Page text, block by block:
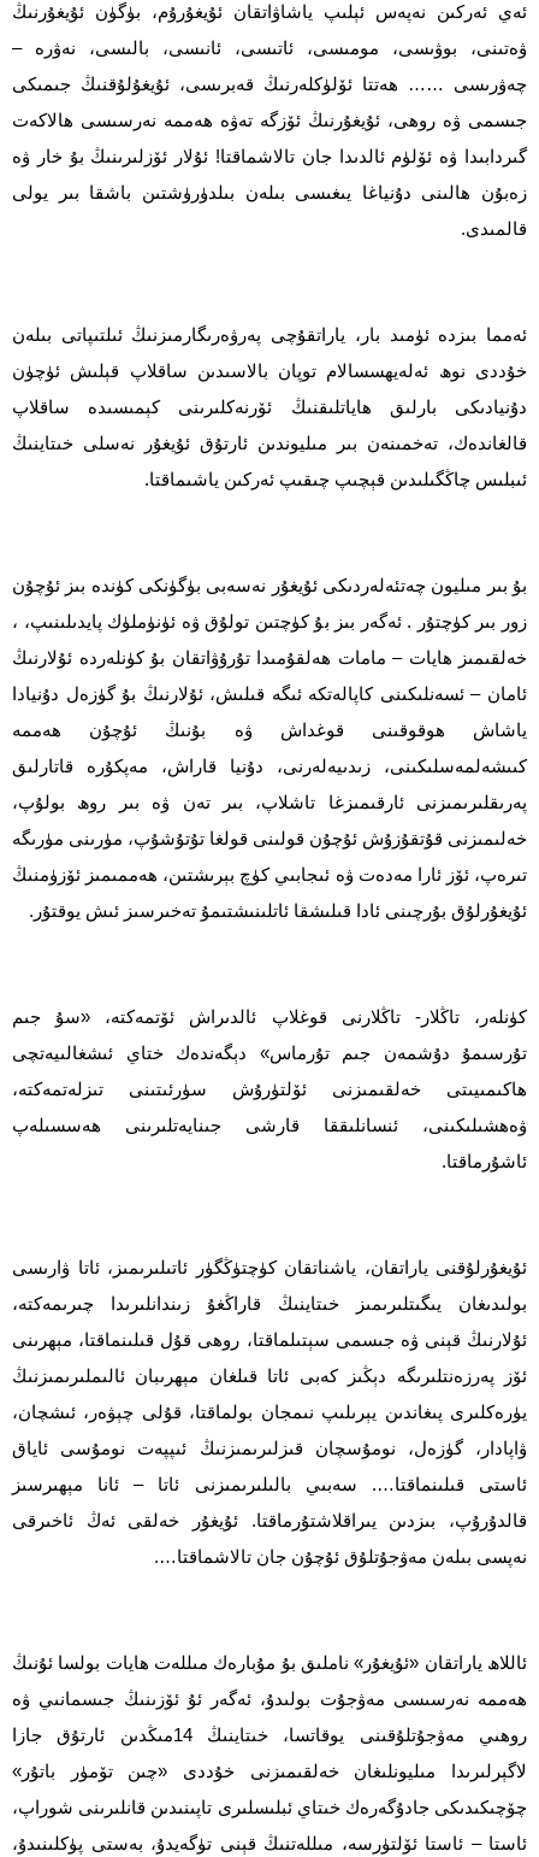
ئەي ئەركىن نەپەس ئېلىپ ياشاۋاتقان ئۇيغۇرۇم، بۈگۈن ئۇيغۇرنىڭ
ۋەتىنى، بوۋىسى، مومىسى، ئاتىسى، ئانىسى، بالىسى، نەۋرە –
چەۋرىسى …… ھەتتا ئۆلۈكلەرنىڭ قەبرىسى، ئۇيغۇلۇقنىڭ جىمىكى
جىسمى ۋە روھى، ئۇيغۇرنىڭ ئۆزگە تەۋە ھەممە نەرسىسى ھالاكەت
گىردابىدا ۋە ئۆلۈم ئالدىدا جان تالاشماقتا! ئۇلار ئۆزلىرىنىڭ بۇ خار ۋە
زەبۇن ھالىنى دۇنياغا يىغىسى بىلەن بىلدۈرۈشتىن باشقا بىر يولى
قالمىدى.
ئەمما بىزدە ئۈمىد بار، ياراتقۇچى پەرۋەرىگارمىزنىڭ ئىلتىپاتى بىلەن
خۇددى نوھ ئەلەيھسسالام توپان بالاسىدىن ساقلاپ قېلىش ئۈچۈن
دۇنيادىكى بارلىق ھاياتلىقنىڭ ئۆرنەكلىرىنى كېمىسىدە ساقلاپ
قالغاندەك، تەخمىنەن بىر مىليوندىن ئارتۇق ئۇيغۇر نەسلى خىتاينىڭ
ئىبلىس چاڭگىلىدىن قېچىپ چىقىپ ئەركىن ياشىماقتا.
بۇ بىر مىليون چەتئەلەردىكى ئۇيغۇر نەسەبى بۈگۈنكى كۈندە بىز ئۇچۇن
زور بىر كۈچتۇر . ئەگەر بىز بۇ كۈچتىن تولۇق ۋە ئۈنۈملۈك پايدىلىنىپ، ،
خەلقىمىز ھايات – مامات ھەلقۇمىدا تۇرۇۋاتقان بۇ كۈنلەردە ئۇلارنىڭ
ئامان – ئسەنلىكىنى كاپالەتكە ئىگە قىلىش، ئۇلارنىڭ بۇ گۈزەل دۇنيادا
ياشاش ھوقوقىنى قوغداش ۋە بۇنىڭ ئۇچۇن ھەممە
كىىشەلمەسلىكىنى، زىدىيەلەرنى، دۇنيا قاراش، مەپكۇرە قاتارلىق
پەرىقلىرىمىزنى ئارقىمىزغا تاشلاپ، بىر تەن ۋە بىر روھ بولۇپ،
خەلىمىزنى قۇتقۇزۇش ئۇچۇن قولىنى قولغا تۇتۇشۇپ، مۈرىنى مۈرىگە
تىرەپ، ئۆز ئارا مەدەت ۋە ئىجابىي كۈچ بېرىشتىن، ھەممىمىز ئۆزۈمنىڭ
ئۇيغۇرلۇق بۇرچىنى ئادا قىلىشقا ئاتلىنىشتىمۇ تەخىرسىز ئىش يوقتۇر.
كۈنلەر، تاڭلار- تاڭلارنى قوغلاپ ئالدىراش ئۆتمەكتە، «سۇ جىم
تۇرسىمۇ دۇشمەن جىم تۇرماس» دېگەندەك ختاي ئىشغالىيەتچى
ھاكىمىيىتى خەلقىمىزنى ئۆلتۈرۇش سۈرئىتىنى تىزلەتمەكتە،
ۋەھشىلىكىنى، ئنسانلىققا قارشى جىنايەتلىرىنى ھەسسىلەپ
ئاشۇرماقتا.
ئۇيغۇرلۇقنى ياراتقان، ياشناتقان كۈچتۈڭگۈر ئاتىلىرىمىز، ئاتا ۋارىسى
بولىدىغان يىگىتلىرىمىز خىتاينىڭ قاراڭغۇ زىندانلىرىدا چىرىمەكتە،
ئۇلارنىڭ قېنى ۋە جىسمى سېتىلماقتا، روھى قۇل قىلىنماقتا، مېھرىنى
ئۆز پەرزەنتلىرىگە دېڭىز كەبى ئاتا قىلغان مېھرىبان ئالىملىرىمىزنىڭ
يۈرەكلىرى پىغاندىن يېرىلىپ نىمجان بولماقتا، قۇلى چېۋەر، ئىشچان،
ۋاپادار، گۈزەل، نومۇسچان قىزلىرىمىزنىڭ ئىپپەت نومۇسى ئاياق
ئاستى قىلىنماقتا…. سەبىي بالىلىرىمىزنى ئاتا – ئانا مېھىرسىز
قالدۇرۇپ، بىزدىن يىراقلاشتۇرماقتا. ئۇيغۇر خەلقى ئەڭ ئاخىرقى
نەپسى بىلەن مەۋجۇتلۇق ئۇچۇن جان تالاشماقتا….
ئاللاھ ياراتقان «ئۇيغۇر» ناملىق بۇ مۇبارەك مىللەت ھايات بولسا ئۇنىڭ
ھەممە نەرسىسى مەۋجۇت بولىدۇ، ئەگەر ئۇ ئۆزىنىڭ جىسمانىي ۋە
روھىي مەۋجۇتلۇقىنى يوقاتسا، خىتاينىڭ 14مىڭدىن ئارتۇق جازا
لاگېرلىرىدا مىليونلىغان خەلقىمىزنى خۇددى «چىن تۆمۈر باتۇر»
چۆچىكىدىكى جادۇگەرەك خىتاي ئبلىسلىرى تاپىنىدىن قانلىرىنى شوراپ،
ئاستا – ئاستا ئۆلتۈرسە، مىللەتنىڭ قېنى تۈگەيدۇ، بەستى پۈكلىنىدۇ،